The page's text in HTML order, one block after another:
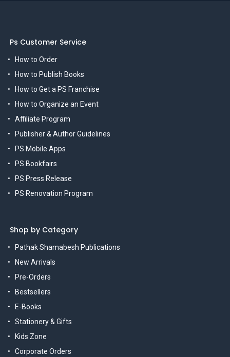
Ps Customer Service
How to Order
How to Publish Books
How to Get a PS Franchise
How to Organize an Event
Affiliate Program
Publisher & Author Guidelines
PS Mobile Apps
PS Bookfairs
PS Press Release
PS Renovation Program
Shop by Category
Pathak Shamabesh Publications
New Arrivals
Pre-Orders
Bestsellers
E-Books
Stationery & Gifts
Kids Zone
Corporate Orders